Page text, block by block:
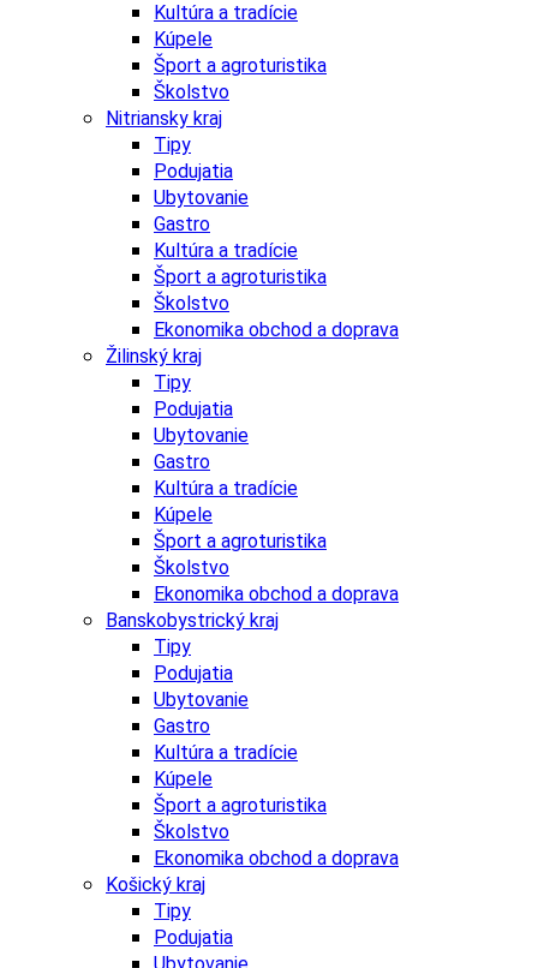
Kultúra a tradície
Kúpele
Šport a agroturistika
Školstvo
Nitriansky kraj
Tipy
Podujatia
Ubytovanie
Gastro
Kultúra a tradície
Šport a agroturistika
Školstvo
Ekonomika obchod a doprava
Žilinský kraj
Tipy
Podujatia
Ubytovanie
Gastro
Kultúra a tradície
Kúpele
Šport a agroturistika
Školstvo
Ekonomika obchod a doprava
Banskobystrický kraj
Tipy
Podujatia
Ubytovanie
Gastro
Kultúra a tradície
Kúpele
Šport a agroturistika
Školstvo
Ekonomika obchod a doprava
Košický kraj
Tipy
Podujatia